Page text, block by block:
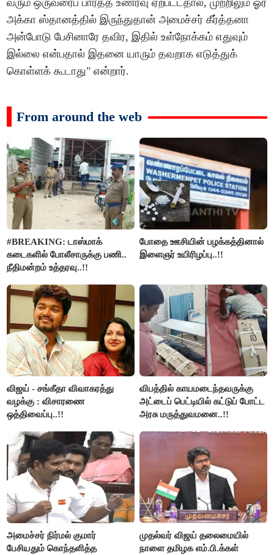
அக்கா ஸ்தானத்தில் இருந்துதான் அமைச்சர் கீர்த்தனா
அன்போடு பேசினாரே தவிர, இதில் உள்நோக்கம் எதுவும்
இல்லை என்பதால் இதனை யாரும் தவறாக எடுத்துக்
கொள்ளக் கூடாது" என்றார்.
From around the web
#BREAKING: டாஸ்மாக்
கடைகளில் போலீசாருக்கு பணி..
நீதிமன்றம் உத்தரவு..!!
போதை ஊசியின் பழக்கத்தினால்
இளைஞர் உயிரிழப்பு..!!
விஜய் - சங்கீதா விவாகரத்து
வழக்கு : விசாரணை
ஒத்திவைப்பு..!!
விபத்தில் காயமடைந்தவருக்கு
அட்டைப் பெட்டியில் கட்டுப் போட்ட
அரசு மருத்துவமனை..!!
அமைச்சர் நிர்மல் குமார்
பேசியதும் கொந்தளித்த
முதல்வர் விஜய் தலைமையில்
நாளை தமிழக எம்.பி.க்கள்